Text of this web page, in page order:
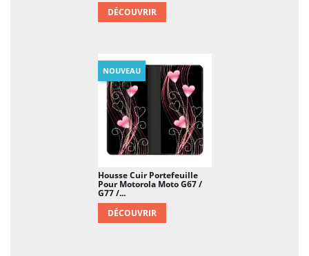
DÉCOUVRIR
Housse Cuir Portefeuille
Pour Motorola Moto G67 /
G77 /...
DÉCOUVRIR
NOUVEAU